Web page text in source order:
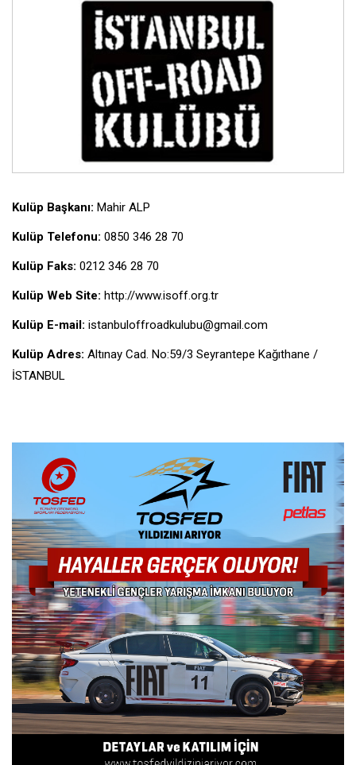
Kulüp Başkanı: Mahir ALP
Kulüp Telefonu: 0850 346 28 70
Kulüp Faks: 0212 346 28 70
Kulüp Web Site: http://www.isoff.org.tr
Kulüp E-mail: istanbuloffroadkulubu@gmail.com
Kulüp Adres: Altınay Cad. No:59/3 Seyrantepe Kağıthane /
İSTANBUL